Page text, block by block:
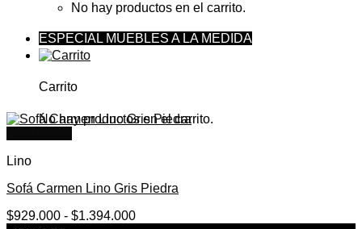
No hay productos en el carrito.
ESPECIAL MUEBLES A LA MEDIDA
Carrito
No hay productos en el carrito.
Lino
Sofá Carmen Lino Gris Piedra
$929.000 - $1.394.000Rango